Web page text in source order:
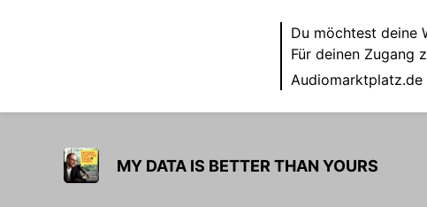
Du möchtest deine
Für deinen Zugang
Audiomarktplatz.de
MY DATA IS BETTER THAN YOURS